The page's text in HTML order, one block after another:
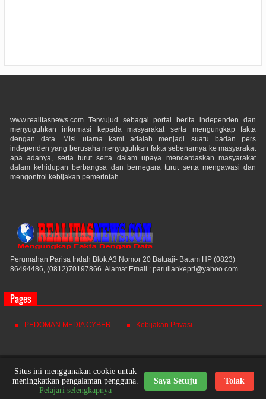
www.realitasnews.com Terwujud sebagai portal berita independen dan
menyuguhkan informasi kepada masyarakat serta mengungkap fakta
dengan data. Misi utama kami adalah menjadi suatu badan pers
independen yang berusaha menyuguhkan fakta sebenarnya ke masyarakat
apa adanya, serta turut serta dalam upaya mencerdaskan masyarakat
dalam kehidupan berbangsa dan bernegara turut serta mengawasi dan
mengontrol kebijakan pemerintah.
Perumahan Parisa Indah Blok A3 Nomor 20 Batuaji- Batam HP (0823)
86494486, (0812)70197866. Alamat Email : paruliankepri@yahoo.com
Pages
PEDOMAN MEDIA CYBER Kebijakan Privasi
Realitas News© 2021. All Rights Reserved.
Powered by Themes24x7 Nick Desain
Situs ini menggunakan cookie untuk
meningkatkan pengalaman pengguna.
Pelajari selengkapnya
Saya Setuju Tolak